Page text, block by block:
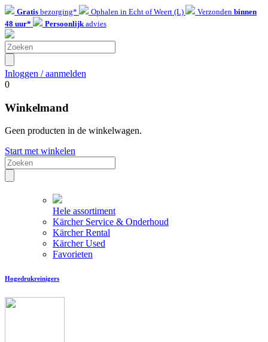
Gratis bezorging* Ophalen in Echt of Weert (L) Verzonden binnen
48 uur*
Persoonlijkadvies
Inloggen / aanmelden
0
Winkelmand
Geen producten in de winkelwagen.
Start met winkelen
Hele assortiment
Kärcher Service & Onderhoud
Kärcher Rental
Kärcher Used
Favorieten
Hogedrukreinigers